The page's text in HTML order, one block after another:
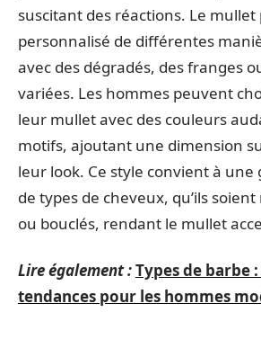
suscitant des réactions. Le
personnalisé de différentes
avec des dégradés, des franges
variées. Les hommes peuvent
leur mullet avec des couleurs
motifs, ajoutant une dimension
leur look. Ce style convient à
de types de cheveux, qu’ils
ou bouclés, rendant le mullet
Lire également :Types de barbe
tendances pour les hommes